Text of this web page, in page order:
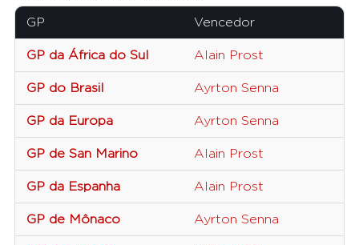
GP Vencedor
GP da África do Sul Alain Prost
GP do Brasil Ayrton Senna
GP da Europa Ayrton Senna
GP de San Marino Alain Prost
GP da Espanha Alain Prost
GP de Mônaco Ayrton Senna